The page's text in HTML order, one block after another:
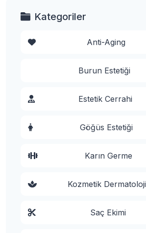
Kategoriler
Anti-Aging
Burun Estetiği
Estetik Cerrahi
Göğüs Estetiği
Karın Germe
Kozmetik Dermatoloji
Saç Ekimi